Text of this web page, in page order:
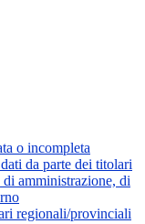
o incompleta
da parte dei titolari
amministrazione, di
regionali/provinciali